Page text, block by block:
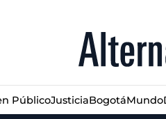
PúblicoJusticiaBogotáMundo
JusticiaBogotáMundo